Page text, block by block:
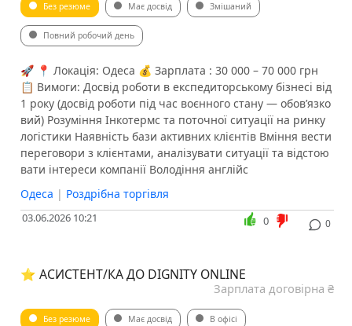
Без резюме Має досвід Змішаний
Повний робочий день
🚀 📍 Локація: Одеса 💰 Зарплата : 30 000 – 70 000 грн
📋 Вимоги: Досвід роботи в експедиторському бізнесі від
1 року (досвід роботи під час воєнного стану — обов’язко
вий) Розуміння Інкотермс та поточної ситуації на ринку
логістики Наявність бази активних клієнтів Вміння вести
переговори з клієнтами, аналізувати ситуації та відстою
вати інтереси компанії Володіння англійс
Одеса | Роздрібна торгівля
03.06.2026 10:21 0
0
⭐️ АСИСТЕНТ/КА ДО DIGNITY ONLINE
Зарплата договірна ₴
Без резюме Має досвід В офісі